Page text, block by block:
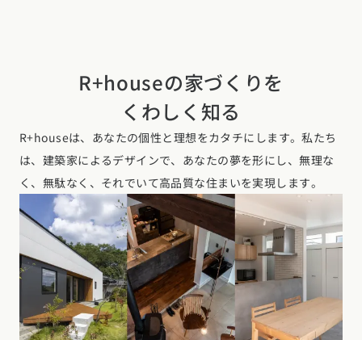
R+houseの家づくりを
くわしく知る
R+houseは、あなたの個性と理想をカタチにします。私たち
は、建築家によるデザインで、あなたの夢を形にし、無理な
く、無駄なく、それでいて高品質な住まいを実現します。